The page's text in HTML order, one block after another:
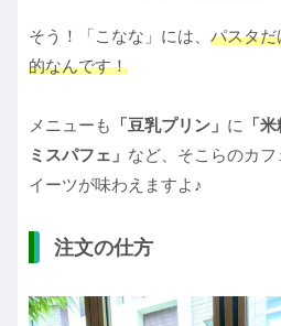
そう！「こなな」には、 パスタだ
的なんです！
メニューも 「豆乳プリン」 に 「
ミスパフェ」 など、そこらのカ
イーツが味わえますよ♪
注文の仕方